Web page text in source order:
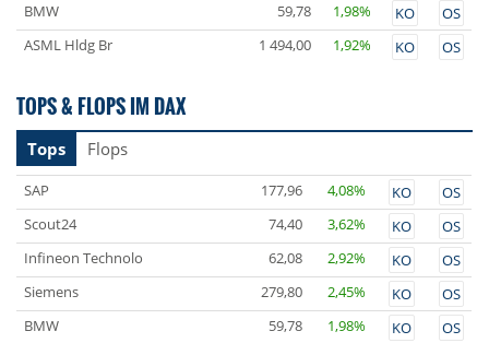
BMW
59,78 1,98% KO
OS
ASML Hldg Br
1 494,00 1,92% KO OS
TOPS & FLOPS IM DAX
Tops Flops
SAP 177,96 4,08% KO
OS
Scout24
74,40 3,62% KO
OS
Infineon Technolo
62,08 2,92% KO
OS
Siemens
279,80 2,45% KO
OS
BMW
59,78 1,98% KO OS